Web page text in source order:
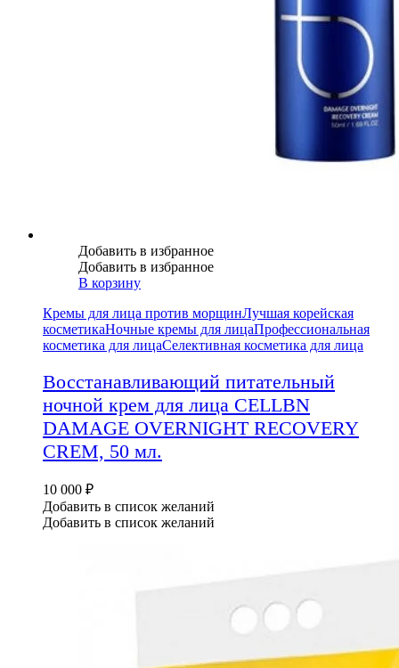
Добавить в избранное
Добавить в избранное
В корзину
Кремы для лица против морщинЛучшая корейская
косметикаНочные кремы для лицаПрофессиональная
косметика для лицаСелективная косметика для лица
Восстанавливающий питательный
ночной крем для лица CELLBN
DAMAGE OVERNIGHT RECOVERY
CREM, 50 мл.
10 000 ₽
Добавить в список желаний
Добавить в список желаний